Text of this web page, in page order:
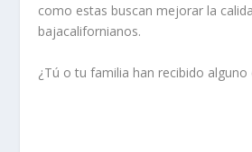
como estas buscan mejorar la
bajacalifornianos.
¿Tú o tu familia han recibido